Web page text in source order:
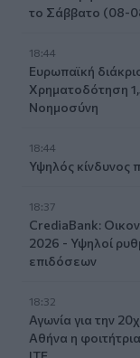
το Σάββατο (08-
18:44
Ευρωπαϊκή
Χρηματοδότηση
Νοημοσύνη
18:44
Υψηλός κίνδυνος
18:37
CrediaBank:
2026 - Υψηλοί
επιδόσεων
18:32
Αγωνία για την
Αθήνα η